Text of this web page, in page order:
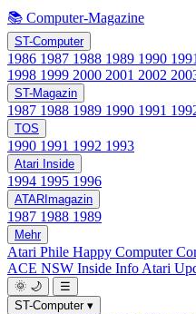
📚 Computer-Magazine
ST-Computer
1986 1987 1988 1989 1990 1991
1998 1999 2000 2001 2002
ST-Magazin
1987 1988 1989 1990 1991
TOS
1990 1991 1992 1993
Atari Inside
1994 1995 1996
ATARImagazin
1987 1988 1989
Mehr
Atari Phile Happy Computer
ACE NSW Inside Info Atari
🌞 🌙
☰
ST-Computer ▾